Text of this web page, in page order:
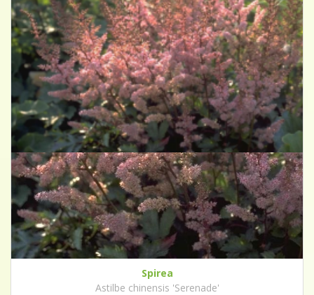
Spirea
Astilbe chinensis 'Serenade'